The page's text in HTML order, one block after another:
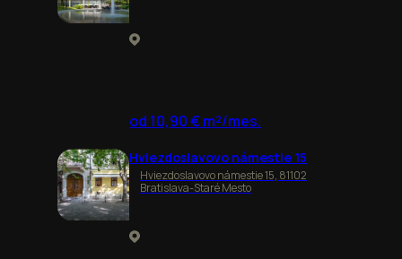
od 10,90 € m²/mes.
Hviezdoslavovo námestie 15
Hviezdoslavovo námestie 15, 81102
Bratislava-Staré Mesto